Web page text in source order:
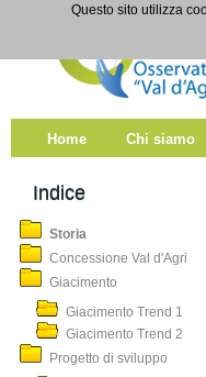
Salta al contenuto
Home Chi siamo
Indice
Storia
Concessione Val d'Agri
Giacimento
Giacimento Trend 1
Giacimento Trend 2
Progetto di sviluppo
Questo sito utilizza